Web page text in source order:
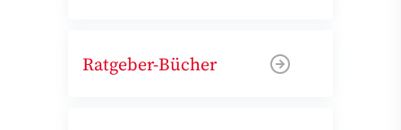
Ratgeber-Bücher